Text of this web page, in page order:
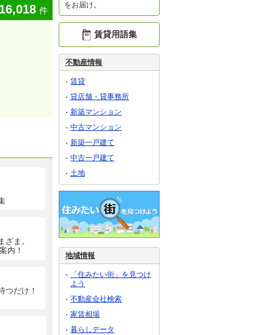
件
ま。
内！
つだけ！
をお届け。
賃貸用語集
不動産情報
賃貸
貸店舗・貸事務所
新築マンション
中古マンション
新築一戸建て
中古一戸建て
土地
地域情報
「住みたい街」を見つけ
よう
不動産会社検索
家賃相場
暮らしデータ